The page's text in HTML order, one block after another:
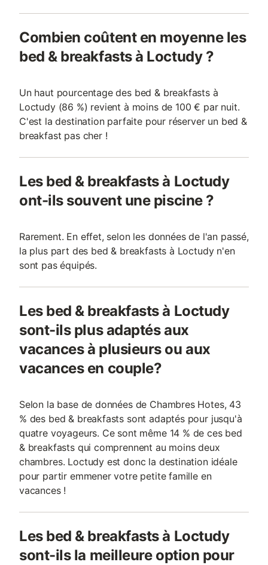
Combien coûtent en moyenne les
bed & breakfasts à Loctudy ?
Un haut pourcentage des bed & breakfasts à
Loctudy (86 %) revient à moins de 100 € par nuit.
C'est la destination parfaite pour réserver un bed &
breakfast pas cher !
Les bed & breakfasts à Loctudy
ont-ils souvent une piscine ?
Rarement. En effet, selon les données de l'an passé,
la plus part des bed & breakfasts à Loctudy n'en
sont pas équipés.
Les bed & breakfasts à Loctudy
sont-ils plus adaptés aux
vacances à plusieurs ou aux
vacances en couple?
Selon la base de données de Chambres Hotes, 43
% des bed & breakfasts sont adaptés pour jusqu'à
quatre voyageurs. Ce sont même 14 % de ces bed
& breakfasts qui comprennent au moins deux
chambres. Loctudy est donc la destination idéale
pour partir emmener votre petite famille en
vacances !
Les bed & breakfasts à Loctudy
sont-ils la meilleure option pour